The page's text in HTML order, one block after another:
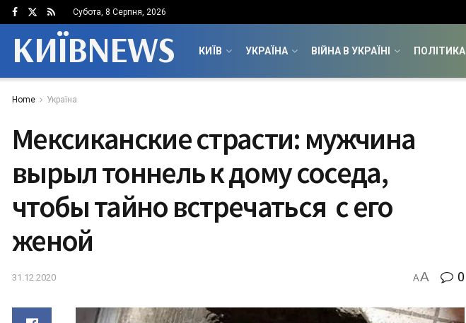
Субота, 8 Серпня, 2026
КИЇВNEWS КИЇВ УКРАЇНА ВІЙНА В УКРАЇНІ ПОЛІТИКА
Home Україна
Мексиканские страсти: мужчина
вырыл тоннель к дому соседа,
чтобы тайно встречаться с его
женой
31.12.2020 AA 0